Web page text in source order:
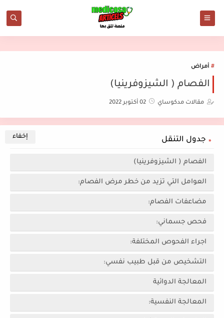
أمراض
الفصام ( الشيزوفرينيا)
مقالات مدكوساي 02 أكتوبر 2022
جدول التنقل
الفصام ( الشيزوفرينيا)
العوامل التي تزيد من خطر مرض الفصام:
مضاعفات الفصام:
فحص جسماني:
اجراء الفحوص المختلفة:
التشخيص من قبل طبيب نفسي:
المعالجة الدوائية
المعالجة النفسية: